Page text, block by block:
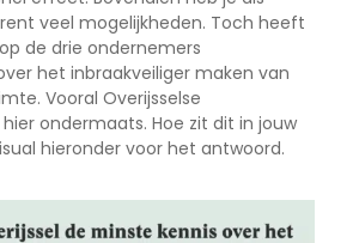
veel mogelijkheden. Toch heeft
de drie ondernemers
het inbraakveiliger maken van
Vooral Overijsselse
ondermaats. Hoe zit dit in jouw
hieronder voor het antwoord.